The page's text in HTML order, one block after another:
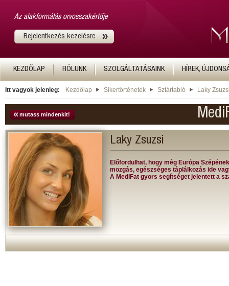
Az alakformálás orvosszakértője
Bejelentkezés kezelésre
KEZDŐLAP RÓLUNK SZOLGÁLTATÁSAINK HÍREK,
Itt vagyok jelenleg: Kezdőlap Sikertörténetek Sztártabló Laky
mutass mindenkit!
Laky Zsuzsi
Előfordulhat, hogy még Európa
mozgás, egészséges táplálkozás ide
A MediFat gyors segítséget jelentett a